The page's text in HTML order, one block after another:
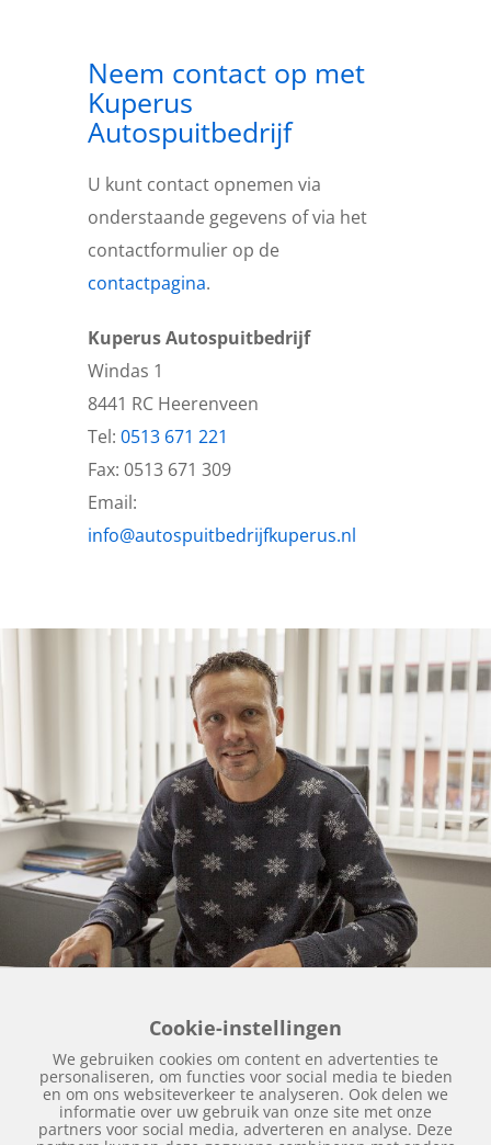
Neem contact op met
Kuperus
Autospuitbedrijf
U kunt contact opnemen via
onderstaande gegevens of via het
contactformulier op de
contactpagina.
Kuperus Autospuitbedrijf
Windas 1
8441 RC Heerenveen
Tel: 0513 671 221
Fax: 0513 671 309
Email:
info@autospuitbedrijfkuperus.nl
© Copyright2026 | Autospuitbedrijf Kuperus | Realisatie
doorSiteOnline |Privacy verklaring|Disclaimer|
Cookie-instellingen
We gebruiken cookies om content en advertenties te
personaliseren, om functies voor social media te bieden
en om ons websiteverkeer te analyseren. Ook delen we
informatie over uw gebruik van onze site met onze
partners voor social media, adverteren en analyse. Deze